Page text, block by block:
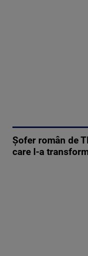
Șofer român de
care l-a